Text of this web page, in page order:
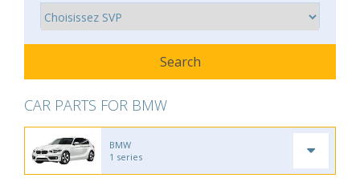
CAR PARTS FOR BMW
BMW
1 series